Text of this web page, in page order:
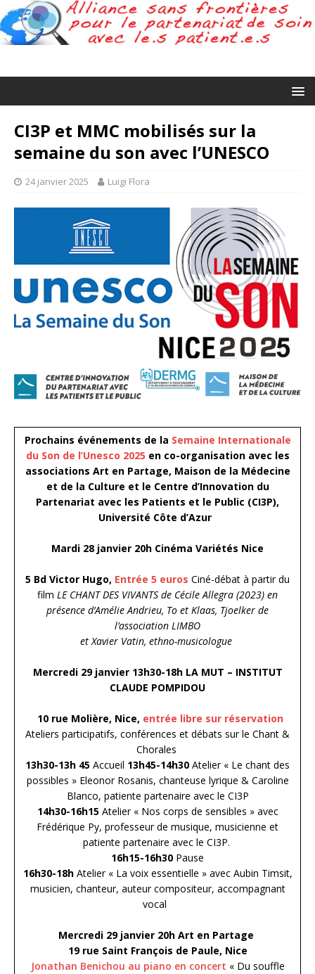
CI3P et MMC mobilisés sur la
semaine du son avec l’UNESCO
24 janvier 2025 Luigi Flora
Prochains événements de la Semaine Internationale
du Son de l’Unesco 2025 en co-organisation avec les
associations Art en Partage, Maison de la Médecine
et de la Culture et le Centre d’Innovation du
Partenariat avec les Patients et le Public (CI3P),
Université Côte d’Azur
Mardi 28 janvier 20h Cinéma Variétés Nice
5 Bd Victor Hugo, Entrée 5 euros Ciné-débat à partir du
film LE CHANT DES VIVANTS de Cécile Allegra (2023) en
présence d’Amélie Andrieu, To et Klaas, Tjoelker de
l’association LIMBO
et Xavier Vatin, ethno-musicologue
Mercredi 29 janvier 13h30-18h LA MUT – INSTITUT
CLAUDE POMPIDOU
10 rue Molière, Nice, entrée libre sur réservation
Ateliers participatifs, conférences et débats sur le Chant &
Chorales
13h30-13h 45 Accueil 13h45-14h30 Atelier « Le chant des
possibles » Eleonor Rosanis, chanteuse lyrique & Caroline
Blanco, patiente partenaire avec le CI3P
14h30-16h15Atelier « Nos corps de sensibles » avec
Frédérique Py, professeur de musique, musicienne et
patiente partenaire avec le CI3P.
16h15-16h30 Pause
16h30-18hAtelier « La voix essentielle » avec Aubin Timsit,
musicien, chanteur, auteur compositeur, accompagnant
vocal
Mercredi 29 janvier 20h Art en Partage
19 rue Saint François de Paule, Nice
Jonathan Benichou au piano en concert « Du souffle